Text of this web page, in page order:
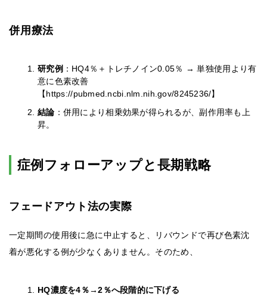
併用療法
研究例 ：HQ4％＋トレチノイン0.05％ → 単独使用より有
意に色素改善
【https://pubmed.ncbi.nlm.nih.gov/8245236/】
結論 ：併用により相乗効果が得られるが、副作用率も上
昇。
症例フォローアップと長期戦略
フェードアウト法の実際
一定期間の使用後に急に中止すると、リバウンドで再び色素沈
着が悪化する例が少なくありません。そのため、
HQ濃度を4％→2％へ段階的に下げる